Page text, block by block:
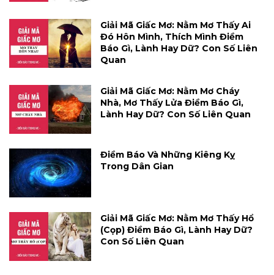
Giải Mã Giấc Mơ: Nằm Mơ Thấy Ai
Đó Hôn Mình, Thích Mình Điềm
Báo Gì, Lành Hay Dữ? Con Số Liên
Quan
Giải Mã Giấc Mơ: Nằm Mơ Cháy
Nhà, Mơ Thấy Lửa Điềm Báo Gì,
Lành Hay Dữ? Con Số Liên Quan
Điềm Báo Và Những Kiêng Kỵ
Trong Dân Gian
Giải Mã Giấc Mơ: Nằm Mơ Thấy Hổ
(cọp) Điềm Báo Gì, Lành Hay Dữ?
Con Số Liên Quan